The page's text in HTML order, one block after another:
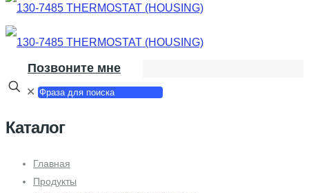
Позвоните мне
✕
Каталог
Главная
Продукты